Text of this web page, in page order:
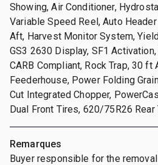
Showing, Air Conditioner,
Variable Speed Reel, Auto
Aft, Harvest Monitor System,
GS3 2630 Display, SF1
CARB Compliant, Rock Trap, 30 ft
Feederhouse, Power Folding
Cut Integrated Chopper,
Dual Front Tires, 620/75R26 Rear
Remarques
Buyer responsible for the